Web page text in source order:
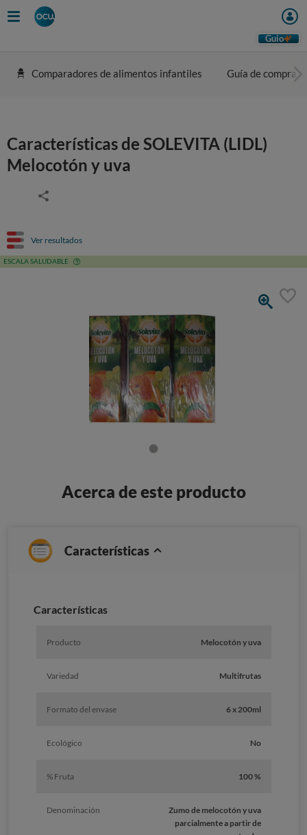
Guio
Comparadores de alimentos infantiles Guía de compra
Características de SOLEVITA (LIDL)
Melocotón y uva
Ver resultados
ESCALA SALUDABLE
Acerca de este producto
Características
Características
Producto Melocotón y uva
Variedad Multifrutas
Formato del envase 6 x 200ml
Ecológico No
% Fruta 100 %
Denominación
Zumo de melocotón y uva
parcialmente a partir de